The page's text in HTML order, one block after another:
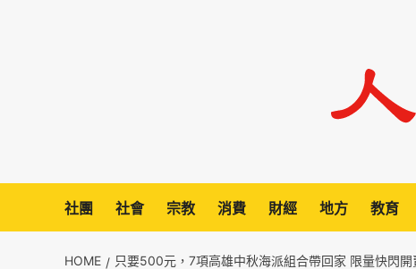
社團 社會 宗教 消費 財經 地方 教育
HOME 只要500元，7項高雄中秋海派組合帶回家 限量快閃開